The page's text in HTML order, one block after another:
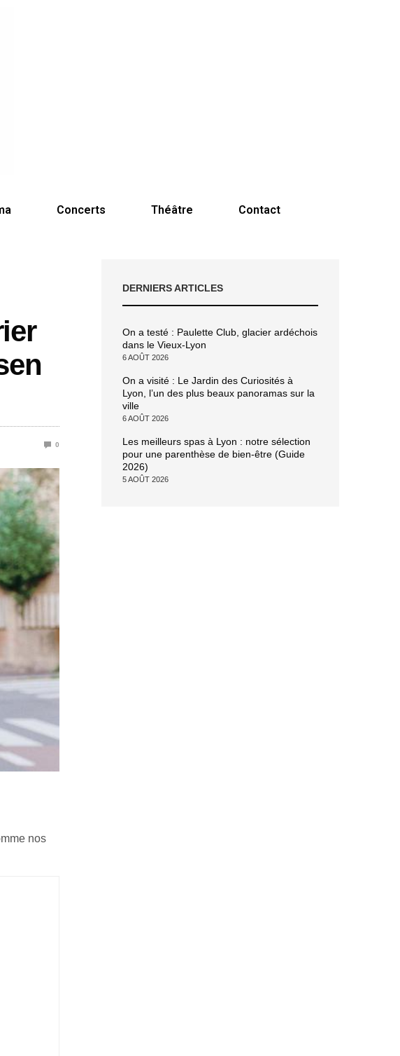
Concerts Théâtre Contact
0
nos
DERNIERS ARTICLES
On a testé : Paulette Club, glacier ardéchois
dans le Vieux-Lyon
6 AOÛT 2026
On a visité : Le Jardin des Curiosités à
Lyon, l’un des plus beaux panoramas sur la
ville
6 AOÛT 2026
Les meilleurs spas à Lyon : notre sélection
pour une parenthèse de bien-être (Guide
2026)
5 AOÛT 2026